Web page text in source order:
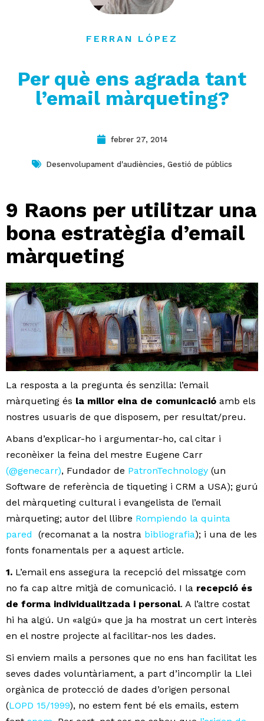
FERRAN LÓPEZ
Per què ens agrada tant
l’email màrqueting?
febrer 27, 2014
Desenvolupament d'audiències, Gestió de públics
9 Raons per utilitzar una
bona estratègia d’email
màrqueting
La resposta a la pregunta és senzilla: l’email
màrqueting és la millor eina de comunicació amb els
nostres usuaris de que disposem, per resultat/preu.
Abans d’explicar-ho i argumentar-ho, cal citar i
reconèixer la feina del mestre Eugene Carr
(@genecarr), Fundador de PatronTechnology (un
Software de referència de tiqueting i CRM a USA); gurú
del màrqueting cultural i evangelista de l’email
màrqueting; autor del llibre Rompiendo la quinta
pared
(recomanat a la nostra bibliografia); i una de les
fonts fonamentals per a aquest article.
1. L’email ens assegura la recepció del missatge com
no fa cap altre mitjà de comunicació. I la recepció és
de forma individualitzada i personal. A l’altre costat
hi ha algú. Un «algú» que ja ha mostrat un cert interès
en el nostre projecte al facilitar-nos les dades.
Si enviem mails a persones que no ens han facilitat les
seves dades voluntàriament, a part d’incomplir la Llei
orgànica de protecció de dades d’origen personal
(LOPD 15/1999), no estem fent bé els emails, estem